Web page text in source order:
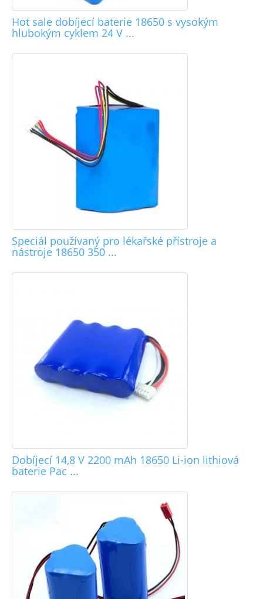
Hot sale dobíjecí baterie 18650 s vysokým
hlubokým cyklem 24 V ...
Speciál používaný pro lékařské přístroje a
nástroje 18650 350 ...
Dobíjecí 14,8 V 2200 mAh 18650 Li-ion lithiová
baterie Pac ...